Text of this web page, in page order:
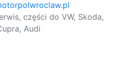
części do VW, Skoda,
Audi